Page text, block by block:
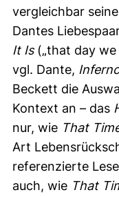
vergleichbar
Dantes
It Is(„that day
vgl. Dante,
Beckett die
Kontext an – das
nur, wie That
Art
referenzierte
auch, wie That